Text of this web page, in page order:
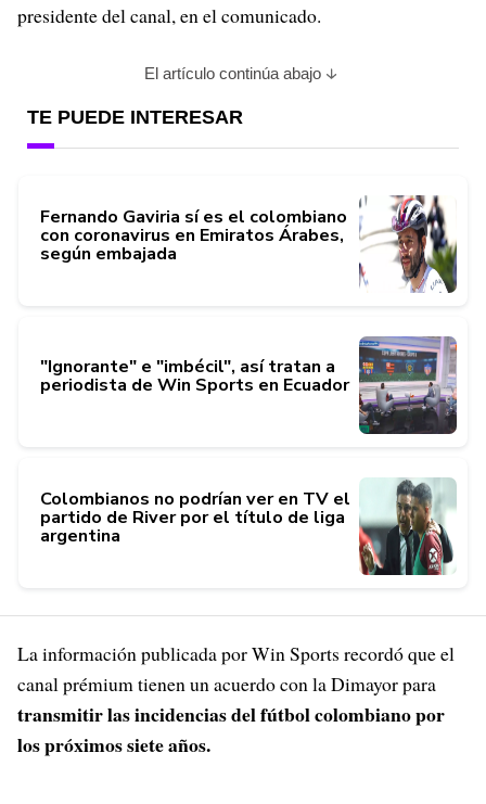
presidente del canal, en el comunicado.
El artículo continúa abajo
TE PUEDE INTERESAR
Fernando Gaviria sí es el colombiano
con coronavirus en Emiratos Árabes,
según embajada
"Ignorante" e "imbécil", así tratan a
periodista de Win Sports en Ecuador
Colombianos no podrían ver en TV el
partido de River por el título de liga
argentina
La información publicada por Win Sports recordó que el
canal prémium tienen un acuerdo con la Dimayor para
transmitir las incidencias del fútbol colombiano por
los próximos siete años.